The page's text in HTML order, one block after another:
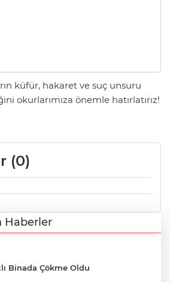
küfür, hakaret ve suç unsuru
okurlarımıza önemle hatırlatırız!
(0)
Haberler
Binada Çökme Oldu